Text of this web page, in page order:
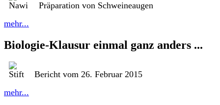
Präparation von Schweineaugen
mehr...
Biologie-Klausur einmal ganz anders ...
Bericht vom 26. Februar 2015
mehr...